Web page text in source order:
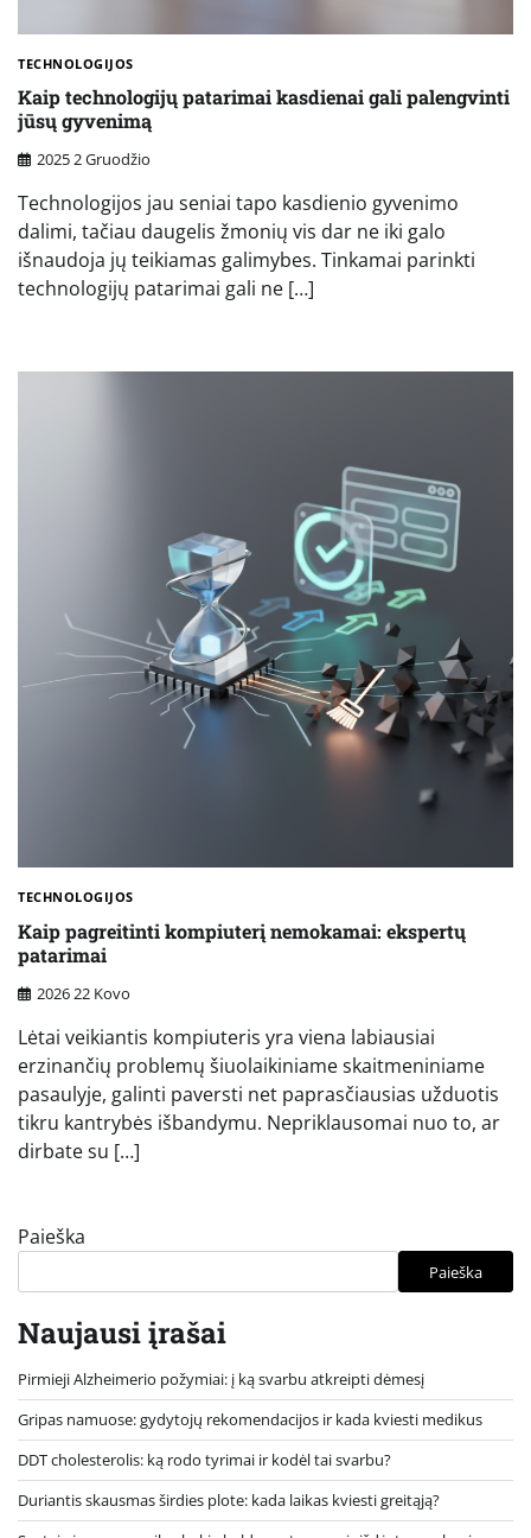
TECHNOLOGIJOS
Kaip technologijų patarimai kasdienai gali palengvinti
jūsų gyvenimą
2025 2 Gruodžio
Technologijos jau seniai tapo kasdienio gyvenimo
dalimi, tačiau daugelis žmonių vis dar ne iki galo
išnaudoja jų teikiamas galimybes. Tinkamai parinkti
technologijų patarimai gali ne […]
TECHNOLOGIJOS
Kaip pagreitinti kompiuterį nemokamai: ekspertų
patarimai
2026 22 Kovo
Lėtai veikiantis kompiuteris yra viena labiausiai
erzinančių problemų šiuolaikiniame skaitmeniniame
pasaulyje, galinti paversti net paprasčiausias užduotis
tikru kantrybės išbandymu. Nepriklausomai nuo to, ar
dirbate su […]
Paieška
Paieška
Naujausi įrašai
Pirmieji Alzheimerio požymiai: į ką svarbu atkreipti dėmesį
Gripas namuose: gydytojų rekomendacijos ir kada kviesti medikus
DDT cholesterolis: ką rodo tyrimai ir kodėl tai svarbu?
Duriantis skausmas širdies plote: kada laikas kviesti greitąją?